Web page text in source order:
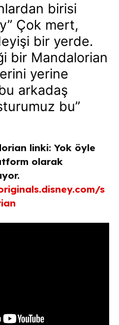
birisi
Çok mert,
bir yerde.
bir Mandalorian
yerine
arkadaş
bu”
linki: Yok öyle
olarak
s